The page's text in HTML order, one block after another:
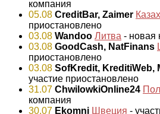
компания
05.08 CreditBar, Zaimer
приостановлено
03.08 Wandoo Литва - новая
03.08 GoodCash, NatFinans
приостановлено
03.08 SofKredit, KreditiWeb,
участие приостановлено
31.07 ChwilowkiOnline24
компания
30.07 Ekomni Швеция -